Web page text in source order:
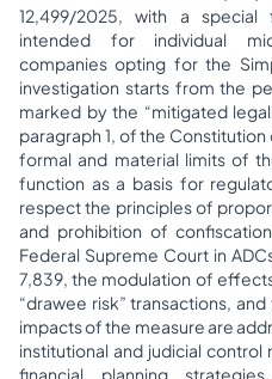
12,499/2025, with a
intended for individual
companies opting for the
investigation starts from the
marked by the “mitigated
paragraph 1, of the
formal and material limits of
function as a basis for
respect the principles of
and prohibition of
Federal Supreme Court in
7,839, the modulation of
“drawee risk” transactions,
impacts of the measure are
institutional and judicial control
financial planning